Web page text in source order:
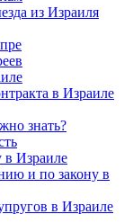
из Израиля
в Израиле
знать?
в Израиле
и по закону в
в Израиле